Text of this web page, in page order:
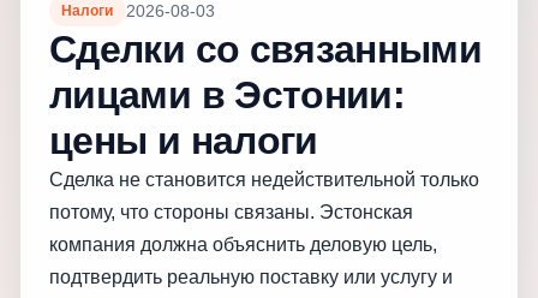
Налоги 2026-08-03
Сделки со связанными
лицами в Эстонии:
цены и налоги
Сделка не становится недействительной только
потому, что стороны связаны. Эстонская
компания должна объяснить деловую цель,
подтвердить реальную поставку или услугу и